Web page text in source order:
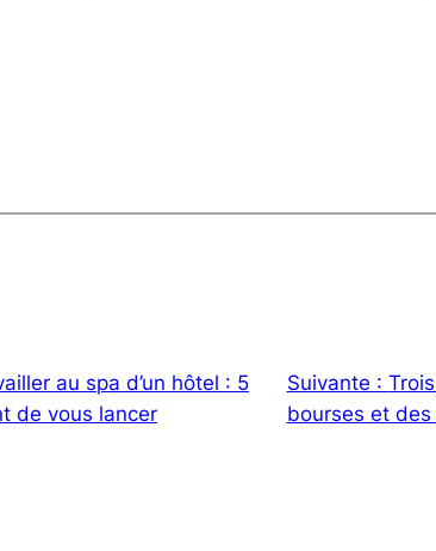
au spa d’un hôtel : 5
de vous lancer
Suivante :
bourses et